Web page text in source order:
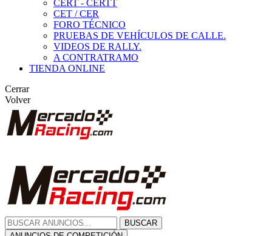
CERT - CERTT
CET / CER
FORO TÉCNICO
PRUEBAS DE VEHÍCULOS DE CALLE.
VIDEOS DE RALLY.
A CONTRATRAMO
TIENDA ONLINE
Cerrar
Volver
BUSCAR
ANUNCIOS DE COMPETICIÓN